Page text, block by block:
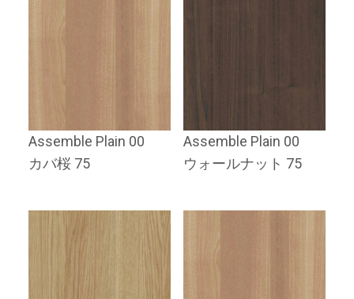
Assemble Plain 00
カバ桜 75
Assemble Plain 00
ウォールナット 75